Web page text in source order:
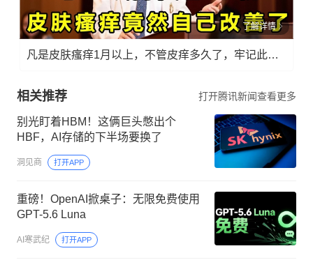
了解详情
凡是皮肤瘙痒1月以上，不管皮痒多久了，牢记此法，快！准！狠！
相关推荐 打开腾讯新闻查看更多
别光盯着HBM！这俩巨头憋出个
HBF，AI存储的下半场要换了
洞见商 打开APP
重磅！OpenAI掀桌子：无限免费使用
GPT-5.6 Luna
AI寒武纪 打开APP